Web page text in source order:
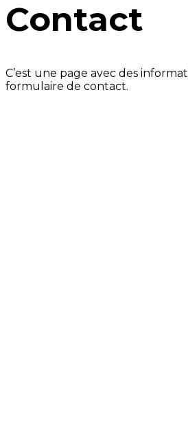
Contact
C’est une page avec des
formulaire de contact.